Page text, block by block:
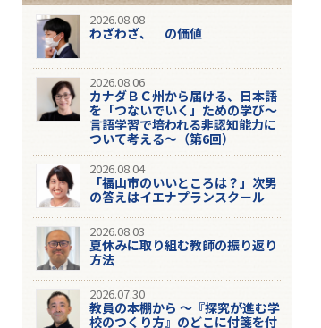
2026.08.08
わざわざ、 の価値
2026.08.06
カナダＢＣ州から届ける、日本語
を「つないでいく」ための学び～
言語学習で培われる非認知能力に
ついて考える～（第6回）
2026.08.04
「福山市のいいところは？」次男
の答えはイエナプランスクール
2026.08.03
夏休みに取り組む教師の振り返り
方法
2026.07.30
教員の本棚から 〜『探究が進む学
校のつくり方』のどこに付箋を付